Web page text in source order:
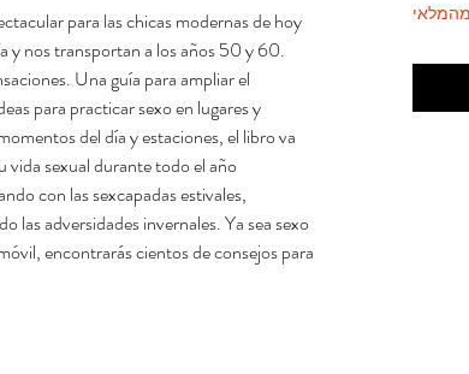
para las chicas modernas de hoy
y nos transportan a los años 50 y 60.
Una guía para ampliar el
para practicar sexo en lugares y
del día y estaciones, el libro va
vida sexual durante todo el año
con las sexcapadas estivales,
las adversidades invernales. Ya sea sexo
encontrarás cientos de consejos para